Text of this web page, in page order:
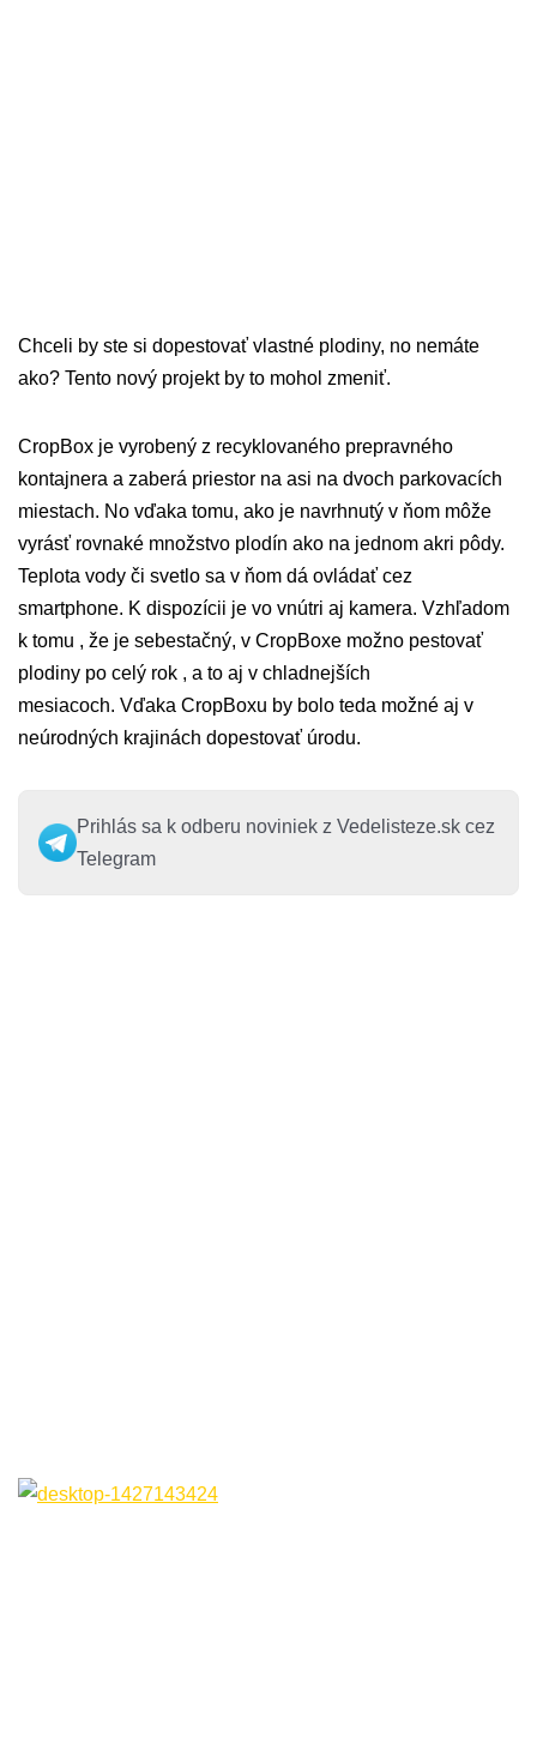
Chceli by ste si dopestovať vlastné plodiny, no nemáte
ako? Tento nový projekt by to mohol zmeniť.
CropBox je vyrobený z recyklovaného prepravného
kontajnera a zaberá priestor na asi na dvoch parkovacích
miestach. No vďaka tomu, ako je navrhnutý v ňom môže
vyrásť rovnaké množstvo plodín ako na jednom akri pôdy.
Teplota vody či svetlo sa v ňom dá ovládať cez
smartphone. K dispozícii je vo vnútri aj kamera. Vzhľadom
k tomu , že je sebestačný, v CropBoxe možno pestovať
plodiny po celý rok , a to aj v chladnejších
mesiacoch. Vďaka CropBoxu by bolo teda možné aj v
neúrodných krajinách dopestovať úrodu.
Prihlás sa k odberu noviniek z Vedelisteze.sk cez
Telegram